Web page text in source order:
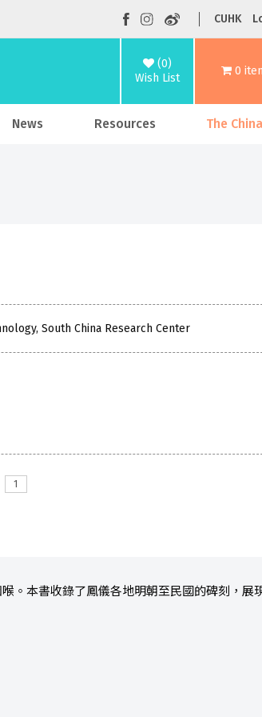
CUHK
(0)
Wish List
0
News Resources The
South China Research Center
。本書收錄了鳳儀各地明朝至民國的碑刻，展